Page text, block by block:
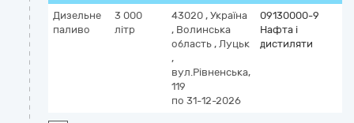
Дизельне
паливо
3 000
літр
43020 , Україна
, Волинська
область , Луцьк
,
вул.Рівненська,
119
по 31-12-2026
09130000-9
Нафта і
дистиляти